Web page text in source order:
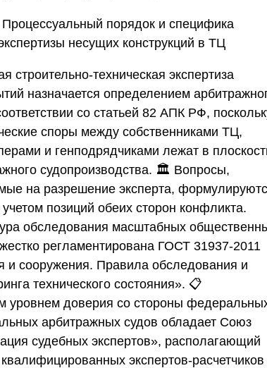
порядок и специфика
несущих конструкций в ТЦ
строительно-техническая экспертиза
назначается определением
со статьей 82 АПК РФ,
споры между собственниками ТЦ,
и генподрядчиками лежат в
судопроизводства. 🏛️ Вопросы,
на разрешение эксперта,
позиций обеих сторон конфликта.
обследования масштабных
регламентирована ГОСТ 31937-2011
и сооружения. Правила обследования и
технического состояния». 📋
уровнем доверия со стороны
арбитражных судов обладает Союз
судебных экспертов», располагающий
экспертов-расчетчиков